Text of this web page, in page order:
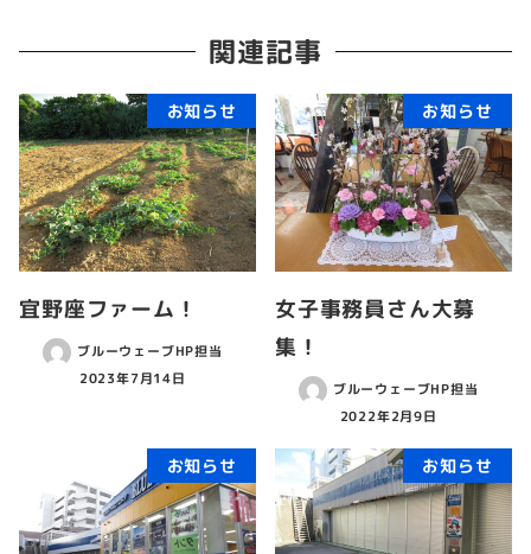
関連記事
お知らせ
宜野座ファーム！
ブルーウェーブHP担当
2023年7月14日
お知らせ
女子事務員さん大募
集！
ブルーウェーブHP担当
2022年2月9日
お知らせ お知らせ